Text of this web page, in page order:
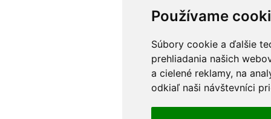
Používame
Súbory cookie a ďalšie
prehliadania našich
a cielené reklamy, na
odkiaľ naši návštevníci